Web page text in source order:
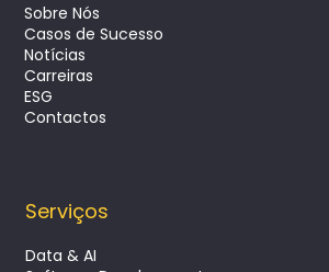
Serviços
Data & AI
Sobre Nós
Casos de Sucesso
Notícias
Carreiras
ESG
Contactos